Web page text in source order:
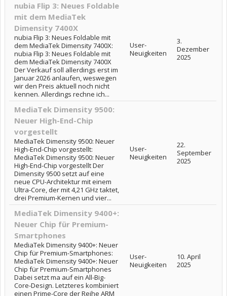
nubia Flip 3: Neues Foldable
mit dem MediaTek
Dimensity 7400X
nubia Flip 3: Neues Foldable mit
dem MediaTek Dimensity 7400X:
nubia Flip 3: Neues Foldable mit
dem MediaTek Dimensity 7400X
Der Verkauf soll allerdings erst im
Januar 2026 anlaufen, weswegen
wir den Preis aktuell noch nicht
kennen. Allerdings rechne ich...
User-
Neuigkeiten
3.
Dezember
2025
MediaTek Dimensity 9500:
Neuer High-End-Chip
vorgestellt
MediaTek Dimensity 9500: Neuer
High-End-Chip vorgestellt:
MediaTek Dimensity 9500: Neuer
High-End-Chip vorgestellt Der
Dimensity 9500 setzt auf eine
neue CPU-Architektur mit einem
Ultra-Core, der mit 4,21 GHz taktet,
drei Premium-Kernen und vier...
User-
Neuigkeiten
22.
September
2025
MediaTek Dimensity 9400+:
Neuer Chip für Premium-
Smartphones
MediaTek Dimensity 9400+: Neuer
Chip für Premium-Smartphones:
MediaTek Dimensity 9400+: Neuer
Chip für Premium-Smartphones
Dabei setzt ma auf ein All-Big-
Core-Design. Letzteres kombiniert
einen Prime-Core der Reihe ARM
User-
Neuigkeiten
10. April
2025